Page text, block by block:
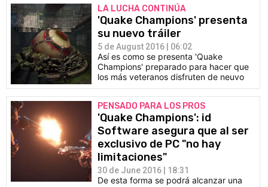
LA LUCHA CONTINÚA
'Quake Champions' presenta
su nuevo tráiler
5 de August 2016 | 06:02
Así es como se presenta 'Quake
Champions' preparado para hacer que
los más veteranos disfruten de neuvo
PENSADO PARA LOS PROS
'Quake Champions': id
Software asegura que al ser
exclusivo de PC "no hay
limitaciones"
30 de June 2016 | 18:31
De esta forma se podrá alcanzar una